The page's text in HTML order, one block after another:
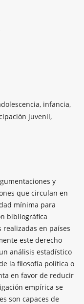
infancia,
juvenil,
y
que circulan en
mínima para
bibliográfica
realizadas en países
este derecho
análisis estadístico
la filosofía política o
en favor de reducir
empírica se
son capaces de